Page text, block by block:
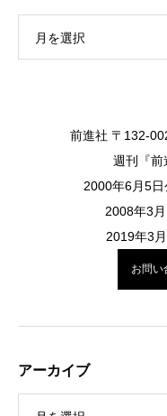
月を選択
前進社 〒132-
週刊『前
2000年6月5
2008年3
2019年3
お問い
アーカイブ